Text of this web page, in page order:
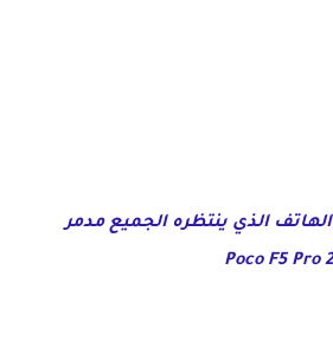
الهاتف الذي ينتظره الجميع مدمر